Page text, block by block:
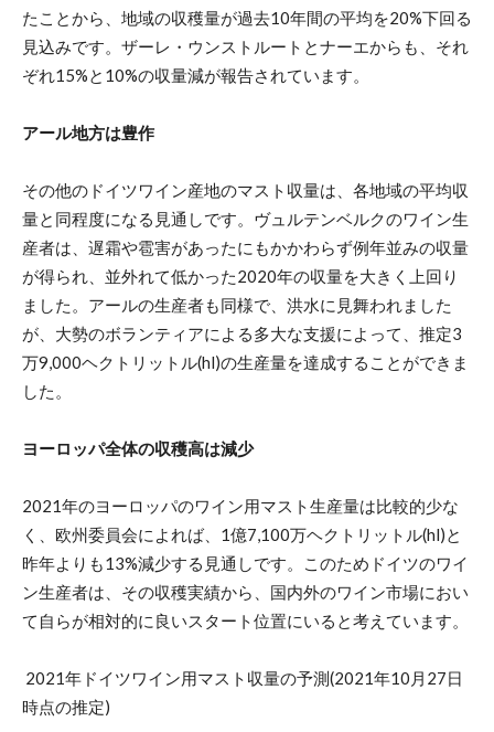
たことから、地域の収穫量が過去10年間の平均を20%下回る
見込みです。ザーレ・ウンストルートとナーエからも、それ
ぞれ15%と10%の収量減が報告されています。
アール地方は豊作
その他のドイツワイン産地のマスト収量は、各地域の平均収
量と同程度になる見通しです。ヴュルテンベルクのワイン生
産者は、遅霜や雹害があったにもかかわらず例年並みの収量
が得られ、並外れて低かった2020年の収量を大きく上回り
ました。アールの生産者も同様で、洪水に見舞われました
が、大勢のボランティアによる多大な支援によって、推定3
万9,000ヘクトリットル(hl)の生産量を達成することができま
した。
ヨーロッパ全体の収穫高は減少
2021年のヨーロッパのワイン用マスト生産量は比較的少な
く、欧州委員会によれば、1億7,100万ヘクトリットル(hl)と
昨年よりも13%減少する見通しです。このためドイツのワイ
ン生産者は、その収穫実績から、国内外のワイン市場におい
て自らが相対的に良いスタート位置にいると考えています。
2021年ドイツワイン用マスト収量の予測(2021年10月27日
時点の推定)